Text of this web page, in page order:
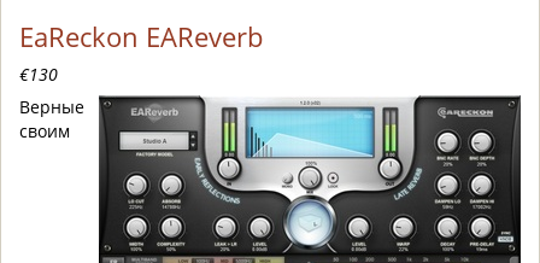
EaReckon EAReverb
€130
Верные
своим